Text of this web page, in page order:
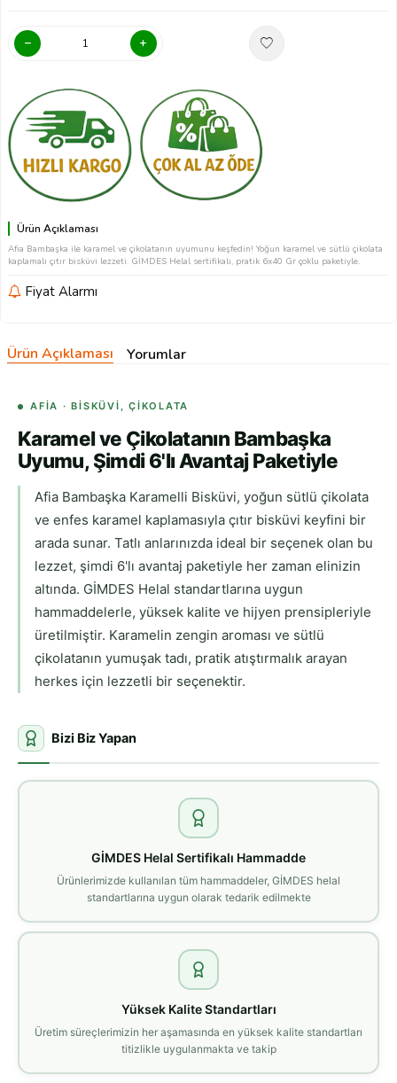
Ürün Açıklaması
Afia Bambaşka ile karamel ve çikolatanın uyumunu keşfedin! Yoğun karamel ve sütlü çikolata
kaplamalı çıtır bisküvi lezzeti. GİMDES Helal sertifikalı, pratik 6x40 Gr çoklu paketiyle.
Fiyat Alarmı
Ürün Açıklaması Yorumlar
AFİA · BISKÜVI, ÇIKOLATA
Karamel ve Çikolatanın Bambaşka
Uyumu, Şimdi 6'lı Avantaj Paketiyle
Afia Bambaşka Karamelli Bisküvi, yoğun sütlü çikolata
ve enfes karamel kaplamasıyla çıtır bisküvi keyfini bir
arada sunar. Tatlı anlarınızda ideal bir seçenek olan bu
lezzet, şimdi 6'lı avantaj paketiyle her zaman elinizin
altında. GİMDES Helal standartlarına uygun
hammaddelerle, yüksek kalite ve hijyen prensipleriyle
üretilmiştir. Karamelin zengin aroması ve sütlü
çikolatanın yumuşak tadı, pratik atıştırmalık arayan
herkes için lezzetli bir seçenektir.
Bizi Biz Yapan
GİMDES Helal Sertifikalı Hammadde
Ürünlerimizde kullanılan tüm hammaddeler, GİMDES helal
standartlarına uygun olarak tedarik edilmekte
Yüksek Kalite Standartları
Üretim süreçlerimizin her aşamasında en yüksek kalite standartları
titizlikle uygulanmakta ve takip